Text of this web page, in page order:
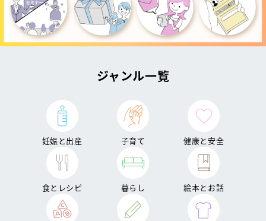
ジャンル一覧
妊娠と出産 子育て 健康と安全
食とレシピ 暮らし 絵本とお話